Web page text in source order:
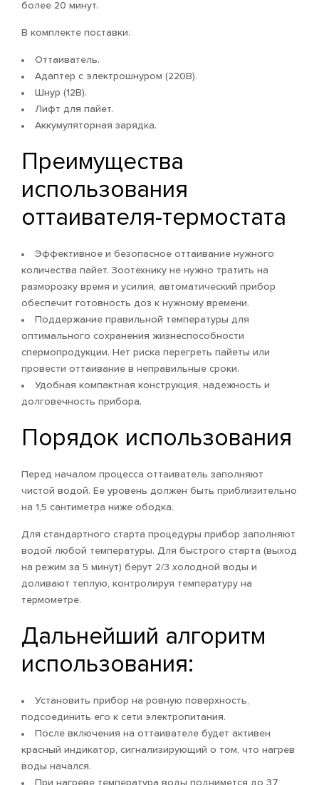
более 20 минут.
В комплекте поставки:
Оттаиватель.
Адаптер с электрошнуром (220В).
Шнур (12В).
Лифт для пайет.
Аккумуляторная зарядка.
Преимущества
использования
оттаивателя-термостата
Эффективное и безопасное оттаивание нужного
количества пайет. Зоотехнику не нужно тратить на
разморозку время и усилия, автоматический прибор
обеспечит готовность доз к нужному времени.
Поддержание правильной температуры для
оптимального сохранения жизнеспособности
спермопродукции. Нет риска перегреть пайеты или
провести оттаивание в неправильные сроки.
Удобная компактная конструкция, надежность и
долговечность прибора.
Порядок использования
Перед началом процесса оттаиватель заполняют
чистой водой. Ее уровень должен быть приблизительно
на 1,5 сантиметра ниже ободка.
Для стандартного старта процедуры прибор заполняют
водой любой температуры. Для быстрого старта (выход
на режим за 5 минут) берут 2/3 холодной воды и
доливают теплую, контролируя температуру на
термометре.
Дальнейший алгоритм
использования:
Установить прибор на ровную поверхность,
подсоединить его к сети электропитания.
После включения на оттаивателе будет активен
красный индикатор, сигнализирующий о том, что нагрев
воды начался.
При нагреве температура воды поднимется до 37